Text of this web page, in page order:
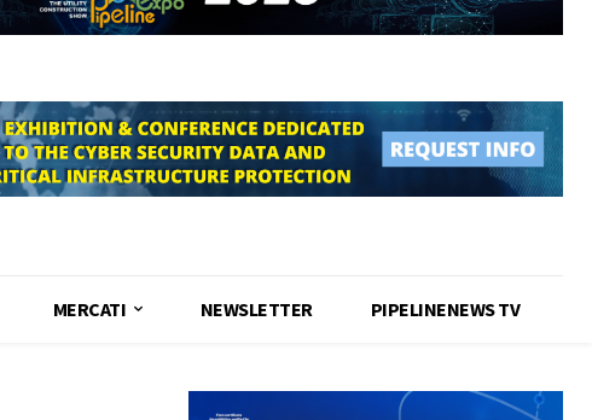
MERCATI NEWSLETTER PIPELINENEWS TV